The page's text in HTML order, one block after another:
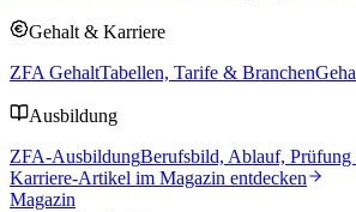
Gehalt & Karriere
ZFA GehaltTabellen, Tarife & Branchen
Ausbildung
ZFA-AusbildungBerufsbild, Ablauf,
Karriere-Artikel im Magazin entdecken
Magazin